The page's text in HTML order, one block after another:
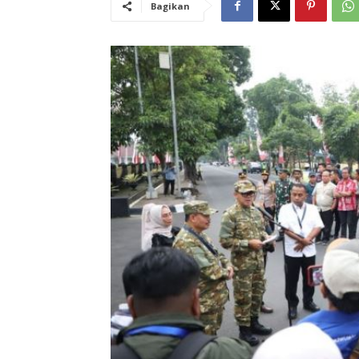
Bagikan